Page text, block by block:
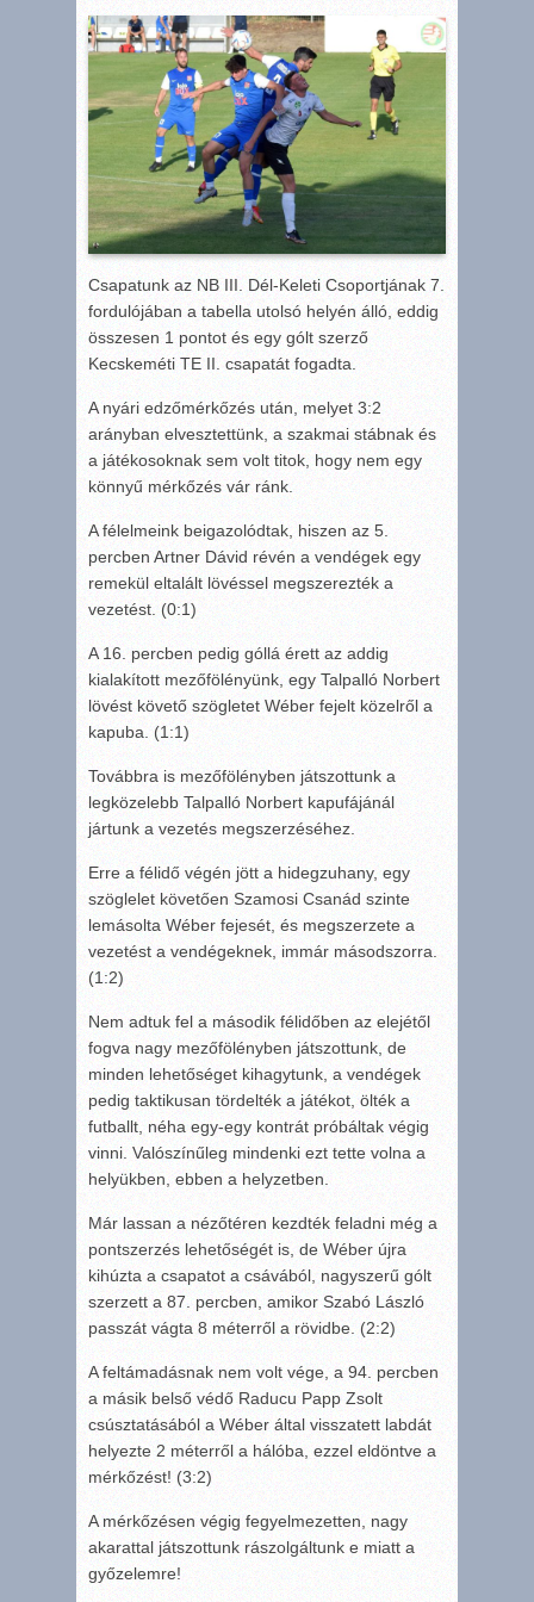
Csapatunk az NB III. Dél-Keleti Csoportjának 7.
fordulójában a tabella utolsó helyén álló, eddig
összesen 1 pontot és egy gólt szerző
Kecskeméti TE II. csapatát fogadta.
A nyári edzőmérkőzés után, melyet 3:2
arányban elvesztettünk, a szakmai stábnak és
a játékosoknak sem volt titok, hogy nem egy
könnyű mérkőzés vár ránk.
A félelmeink beigazolódtak, hiszen az 5.
percben Artner Dávid révén a vendégek egy
remekül eltalált lövéssel megszerezték a
vezetést. (0:1)
A 16. percben pedig góllá érett az addig
kialakított mezőfölényünk, egy Talpalló Norbert
lövést követő szögletet Wéber fejelt közelről a
kapuba. (1:1)
Továbbra is mezőfölényben játszottunk a
legközelebb Talpalló Norbert kapufájánál
jártunk a vezetés megszerzéséhez.
Erre a félidő végén jött a hidegzuhany, egy
szöglelet követően Szamosi Csanád szinte
lemásolta Wéber fejesét, és megszerzete a
vezetést a vendégeknek, immár másodszorra.
(1:2)
Nem adtuk fel a második félidőben az elejétől
fogva nagy mezőfölényben játszottunk, de
minden lehetőséget kihagytunk, a vendégek
pedig taktikusan tördelték a játékot, ölték a
futballt, néha egy-egy kontrát próbáltak végig
vinni. Valószínűleg mindenki ezt tette volna a
helyükben, ebben a helyzetben.
Már lassan a nézőtéren kezdték feladni még a
pontszerzés lehetőségét is, de Wéber újra
kihúzta a csapatot a csávából, nagyszerű gólt
szerzett a 87. percben, amikor Szabó László
passzát vágta 8 méterről a rövidbe. (2:2)
A feltámadásnak nem volt vége, a 94. percben
a másik belső védő Raducu Papp Zsolt
csúsztatásából a Wéber által visszatett labdát
helyezte 2 méterről a hálóba, ezzel eldöntve a
mérkőzést! (3:2)
A mérkőzésen végig fegyelmezetten, nagy
akarattal játszottunk rászolgáltunk e miatt a
győzelemre!